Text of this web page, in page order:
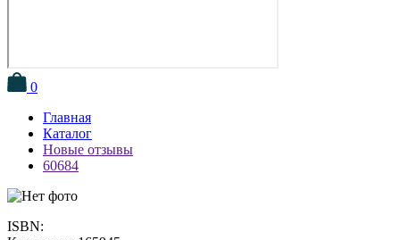
0
Главная
Каталог
Новые отзывы
60684
ISBN: